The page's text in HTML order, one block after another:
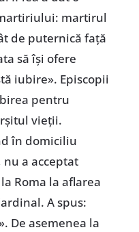
martirul
de puternică față
să își ofere
iubire». Episcopii
pentru
vieții.
în domiciliu
a acceptat
Roma la aflarea
A spus:
De asemenea la